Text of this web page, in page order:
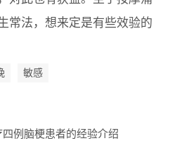
常法，想来定是有些效验的
敏感
例脑梗患者的经验介绍